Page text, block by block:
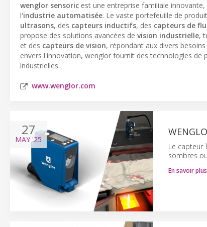
wenglor sensoric est une entreprise familiale
l'industrie automatisée. Le vaste portefeuille de
ultrasons, des capteurs inductifs, des capteurs de
propose des solutions avancées de vision industrielle,
et des capteurs de vision, répondant aux divers
envers l'innovation, wenglor fournit des technologies
industrielles.
www.wenglor.com
27
MAY'25
Le capteur
sombres
En savoir